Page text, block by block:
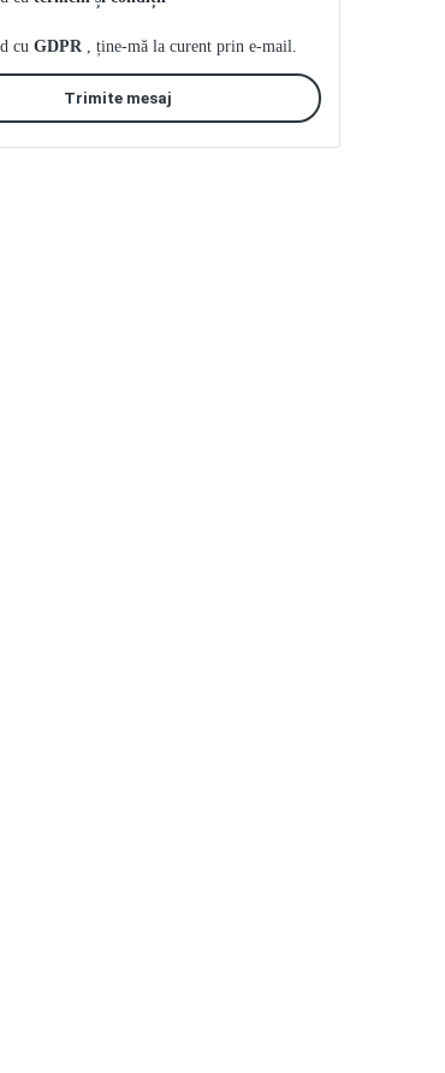
cu GDPR , ține-mă la curent prin e-mail.
Trimite mesaj